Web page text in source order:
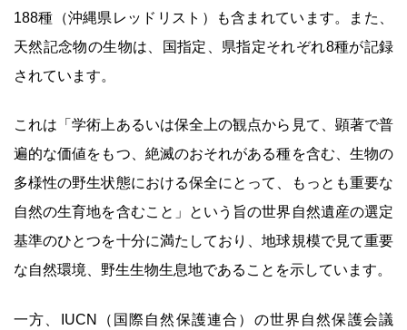
188種（沖縄県レッドリスト）も含まれています。また、
天然記念物の生物は、国指定、県指定それぞれ8種が記録
されています。
これは「学術上あるいは保全上の観点から見て、顕著で普
遍的な価値をもつ、絶滅のおそれがある種を含む、生物の
多様性の野生状態における保全にとって、もっとも重要な
自然の生育地を含むこと」という旨の世界自然遺産の選定
基準のひとつを十分に満たしており、地球規模で見て重要
な自然環境、野生生物生息地であることを示しています。
一方、IUCN（国際自然保護連合）の世界自然保護会議